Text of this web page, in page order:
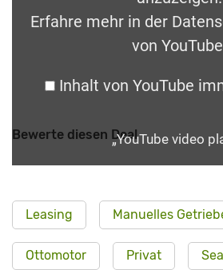
Erfahre mehr in der
von YouTube
Inhalt von YouTube
„YouTube video
Bewerte diesen Deal
Leasing Manuelles
Ottomotor Privat